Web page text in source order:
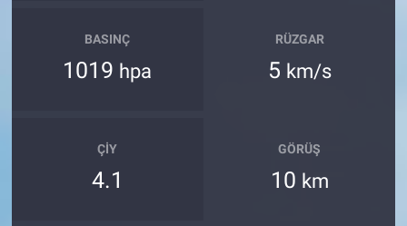
BASINÇ
1019 hpa
RÜZGAR
5 km/s
ÇIY
4.1
GÖRÜŞ
10 km